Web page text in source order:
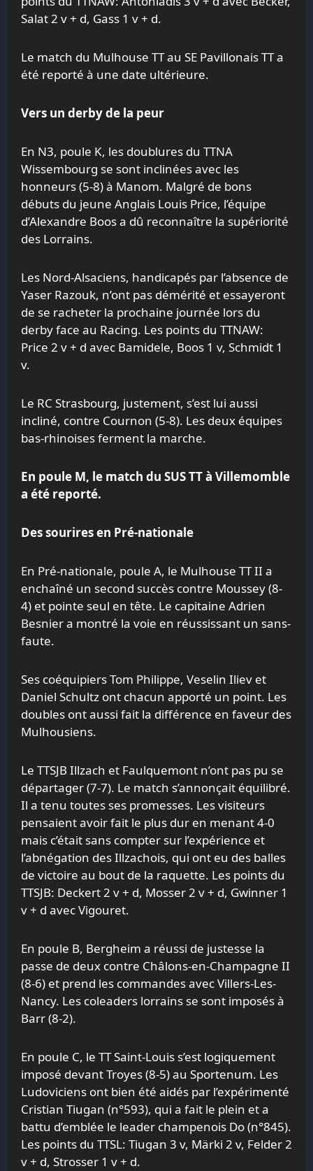
Salat 2 v + d, Gass 1 v + d.
Le match du Mulhouse TT au SE Pavillonais TT a
été reporté à une date ultérieure.
Vers un derby de la peur
En N3, poule K, les doublures du TTNA
Wissembourg se sont inclinées avec les
honneurs (5-8) à Manom. Malgré de bons
débuts du jeune Anglais Louis Price, l’équipe
d’Alexandre Boos a dû reconnaître la supériorité
des Lorrains.
Les Nord-Alsaciens, handicapés par l’absence de
Yaser Razouk, n’ont pas démérité et essayeront
de se racheter la prochaine journée lors du
derby face au Racing. Les points du TTNAW:
Price 2 v + d avec Bamidele, Boos 1 v, Schmidt 1
v.
Le RC Strasbourg, justement, s’est lui aussi
incliné, contre Cournon (5-8). Les deux équipes
bas-rhinoises ferment la marche.
En poule M, le match du SUS TT à Villemomble
a été reporté.
Des sourires en Pré-nationale
En Pré-nationale, poule A, le Mulhouse TT II a
enchaîné un second succès contre Moussey (8-
4) et pointe seul en tête. Le capitaine Adrien
Besnier a montré la voie en réussissant un sans-
faute.
Ses coéquipiers Tom Philippe, Veselin Iliev et
Daniel Schultz ont chacun apporté un point. Les
doubles ont aussi fait la différence en faveur des
Mulhousiens.
Le TTSJB Illzach et Faulquemont n’ont pas pu se
départager (7-7). Le match s’annonçait équilibré.
Il a tenu toutes ses promesses. Les visiteurs
pensaient avoir fait le plus dur en menant 4-0
mais c’était sans compter sur l’expérience et
l’abnégation des Illzachois, qui ont eu des balles
de victoire au bout de la raquette. Les points du
TTSJB: Deckert 2 v + d, Mosser 2 v + d, Gwinner 1
v + d avec Vigouret.
En poule B, Bergheim a réussi de justesse la
passe de deux contre Châlons-en-Champagne II
(8-6) et prend les commandes avec Villers-Les-
Nancy. Les coleaders lorrains se sont imposés à
Barr (8-2).
En poule C, le TT Saint-Louis s’est logiquement
imposé devant Troyes (8-5) au Sportenum. Les
Ludoviciens ont bien été aidés par l’expérimenté
Cristian Tiugan (n°593), qui a fait le plein et a
battu d’emblée le leader champenois Do (n°845).
Les points du TTSL: Tiugan 3 v, Märki 2 v, Felder 2
v + d, Strosser 1 v + d.